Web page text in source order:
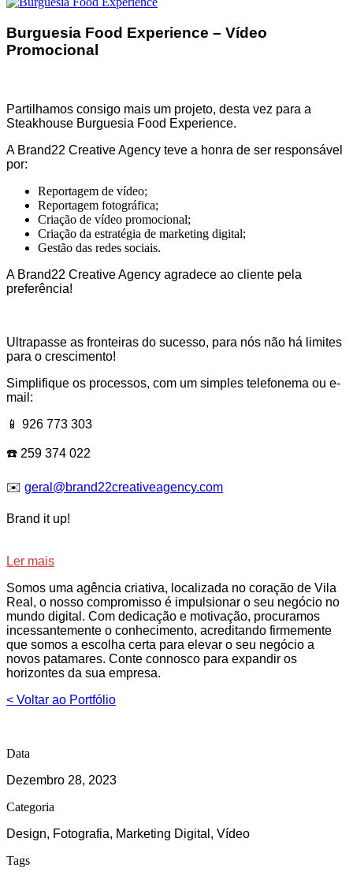
Burguesia Food Experience – Vídeo
Promocional
Partilhamos consigo mais um projeto, desta vez para a
Steakhouse Burguesia Food Experience.
A Brand22 Creative Agency teve a honra de ser responsável
por:
Reportagem de vídeo;
Reportagem fotográfica;
Criação de vídeo promocional;
Criação da estratégia de marketing digital;
Gestão das redes sociais.
A Brand22 Creative Agency agradece ao cliente pela
preferência!
Ultrapasse as fronteiras do sucesso, para nós não há limites
para o crescimento!
Simplifique os processos, com um simples telefonema ou e-
mail:
📱 926 773 303
☎️ 259 374 022
✉️ geral@brand22creativeagency.com
Brand it up!
Ler mais
Somos uma agência criativa, localizada no coração de Vila
Real, o nosso compromisso é impulsionar o seu negócio no
mundo digital. Com dedicação e motivação, procuramos
incessantemente o conhecimento, acreditando firmemente
que somos a escolha certa para elevar o seu negócio a
novos patamares. Conte connosco para expandir os
horizontes da sua empresa.
< Voltar ao Portfólio
Data
Dezembro 28, 2023
Categoria
Design, Fotografia, Marketing Digital, Vídeo
Tags